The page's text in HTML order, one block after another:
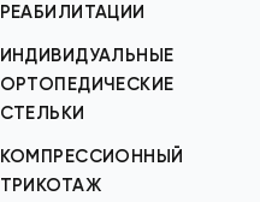
РЕАБИЛИТАЦИИ
ИНДИВИДУАЛЬНЫЕ
ОРТОПЕДИЧЕСКИЕ
СТЕЛЬКИ
КОМПРЕССИОННЫЙ
ТРИКОТАЖ